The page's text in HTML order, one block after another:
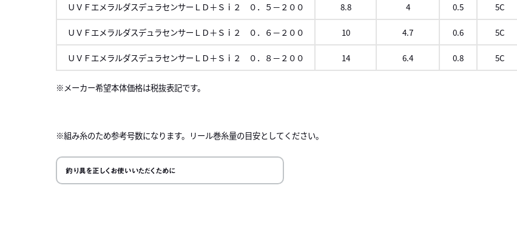
ＵＶＦエメラルダスデュラセンサーＬＤ＋Ｓｉ２ ０．５－２００ 8.8 4 0.5 5C
ＵＶＦエメラルダスデュラセンサーＬＤ＋Ｓｉ２ ０．６－２００ 10 4.7 0.6 5C
ＵＶＦエメラルダスデュラセンサーＬＤ＋Ｓｉ２ ０．８－２００ 14 6.4 0.8 5C
メーカー希望本体価格は税抜表記です。
※組み糸のため参考号数になります。リール巻糸量の目安としてください。
釣り具を正しくお使いいただくために